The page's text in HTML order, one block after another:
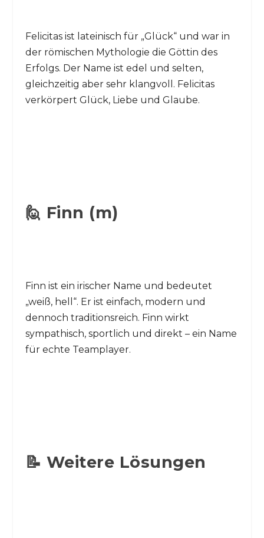
Felicitas ist lateinisch für „Glück“ und war in
der römischen Mythologie die Göttin des
Erfolgs. Der Name ist edel und selten,
gleichzeitig aber sehr klangvoll. Felicitas
verkörpert Glück, Liebe und Glaube.
🙋 Finn (m)
Finn ist ein irischer Name und bedeutet
„weiß, hell“. Er ist einfach, modern und
dennoch traditionsreich. Finn wirkt
sympathisch, sportlich und direkt – ein Name
für echte Teamplayer.
📝 Weitere Lösungen